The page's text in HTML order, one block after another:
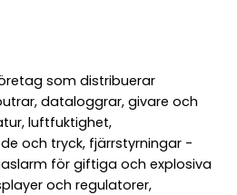
som distribuerar
dataloggrar, givare och
luftfuktighet,
och tryck, fjärrstyrningar -
för giftiga och explosiva
och regulatorer,